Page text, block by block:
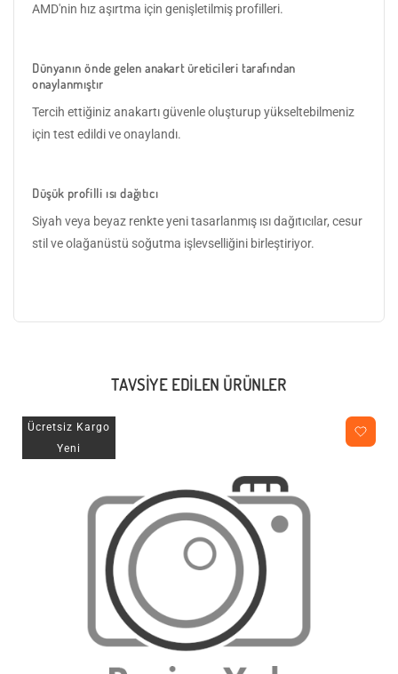
AMD'nin hız aşırtma için genişletilmiş profilleri.
Dünyanın önde gelen anakart üreticileri tarafından
onaylanmıştır
Tercih ettiğiniz anakartı güvenle oluşturup yükseltebilmeniz
için test edildi ve onaylandı.
Düşük profilli ısı dağıtıcı
Siyah veya beyaz renkte yeni tasarlanmış ısı dağıtıcılar, cesur
stil ve olağanüstü soğutma işlevselliğini birleştiriyor.
TAVSIYE EDILEN ÜRÜNLER
Ücretsiz Kargo
Yeni